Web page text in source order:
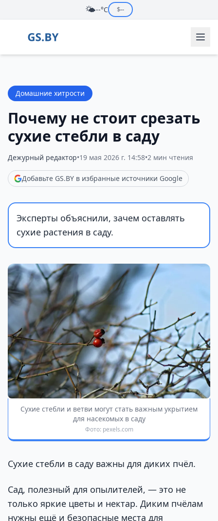
🌤️--°C $--
Домашние хитрости
Почему не стоит срезать
сухие стебли в саду
Дежурный редактор•19 мая 2026 г. 14:58•2 мин чтения
Добавьте GS.BY в избранные источники Google
Эксперты объяснили, зачем оставлять
сухие растения в саду.
Сухие стебли и ветви могут стать важным укрытием
для насекомых в саду
Фото: pexels.com
Сухие стебли в саду важны для диких пчёл.
Сад, полезный для опылителей, — это не
только яркие цветы и нектар. Диким пчёлам
нужны ещё и безопасные места для